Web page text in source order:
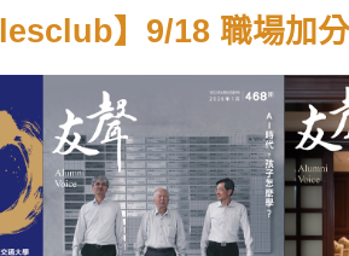
】9/18 職場加